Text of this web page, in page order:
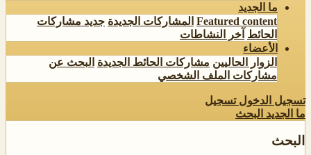
ما الجديد
Featured content المشاركات الجديدة جديد مشاركات
الحائط آخر النشاطات
الأعضاء
الزوار الحاليين مشاركات الحائط الجديدة البحث عن
مشاركات الملف الشخصي
تسجيل الدخول تسجيل
ما الجديد البحث
البحث